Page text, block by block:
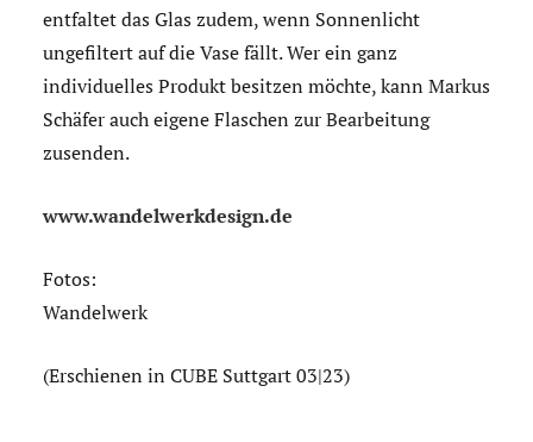
entfaltet das Glas zudem, wenn Sonnenlicht
ungefiltert auf die Vase fällt. Wer ein ganz
individuelles Produkt besitzen möchte, kann Markus
Schäfer auch eigene Flaschen zur Bearbeitung
zusenden.
www.wandelwerkdesign.de
Fotos:
Wandelwerk
(Erschienen in CUBE Suttgart 03|23)